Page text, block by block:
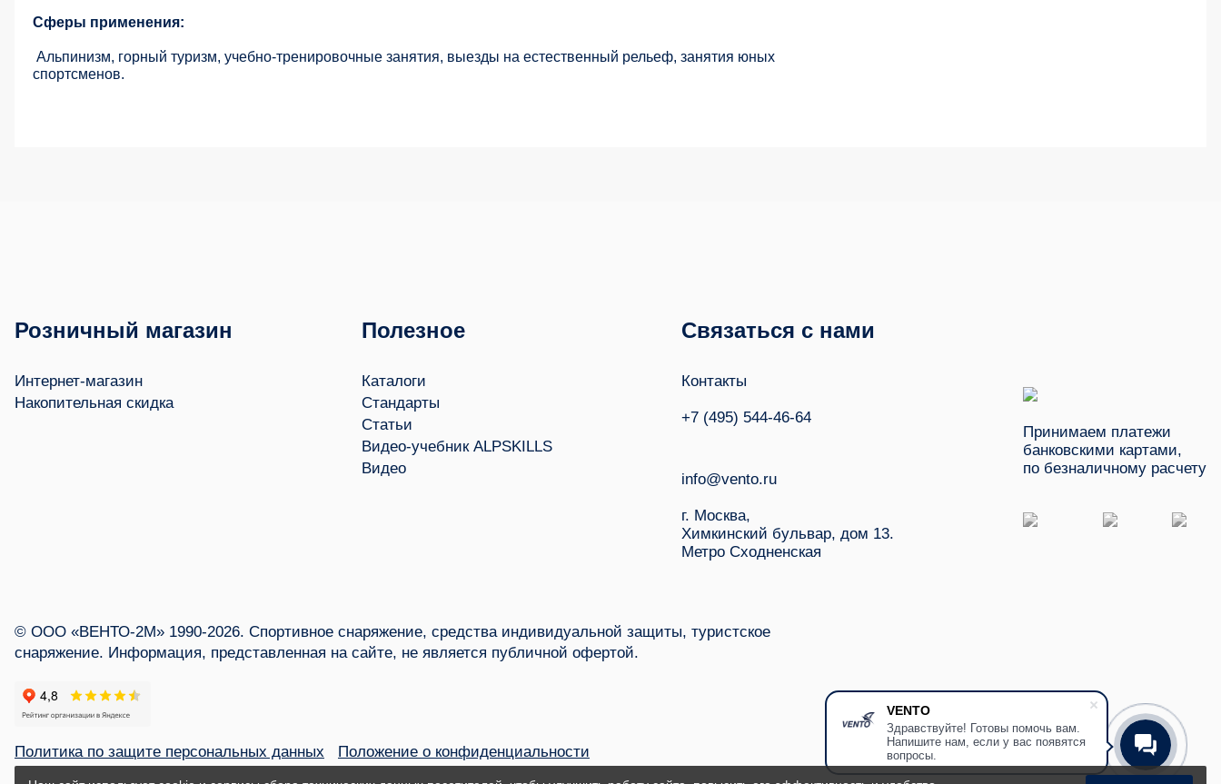
VENTO
Здравствуйте! Готовы помочь вам.
Напишите нам, если у вас появятся
вопросы.
Сферы применения:
Альпинизм, горный туризм, учебно-тренировочные занятия, выезды на естественный рельеф, занятия юных
спортсменов.
Розничный магазин
Интернет-магазин
Накопительная скидка
Полезное
Каталоги
Стандарты
Статьи
Видео-учебник ALPSKILLS
Видео
Связаться с нами
Контакты
+7 (495) 544-46-64
info@vento.ru
г. Москва,
Химкинский бульвар, дом 13.
Метро Сходненская
Принимаем платежи
банковскими картами,
по безналичному расчету
© ООО «ВЕНТО-2М» 1990-2026. Спортивное снаряжение, средства индивидуальной защиты, туристское
снаряжение. Информация, представленная на сайте, не является публичной офертой.
Политика по защите персональных данных Положение о конфиденциальности